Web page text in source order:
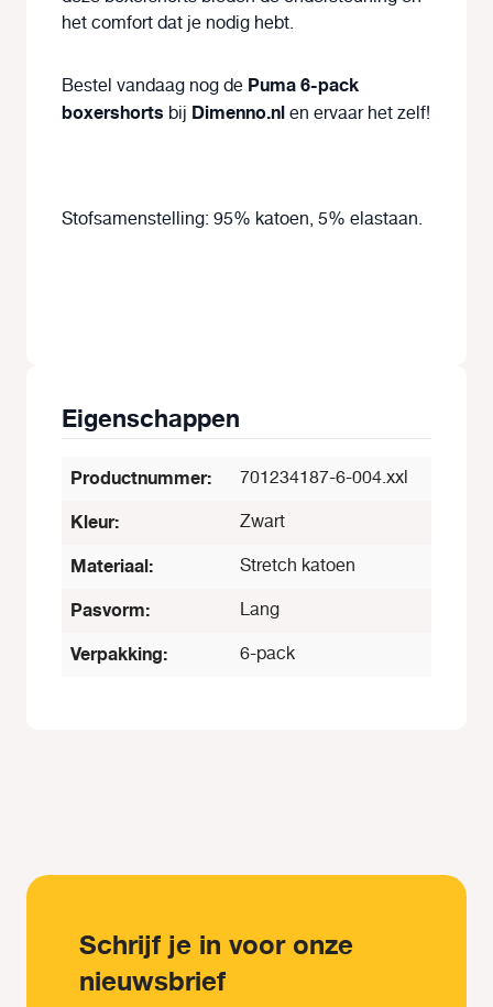
het comfort dat je nodig hebt.
Bestel vandaag nog de Puma 6-pack
boxershorts bij Dimenno.nlen ervaar het zelf!
Stofsamenstelling: 95% katoen, 5% elastaan.
Eigenschappen
Productnummer: 701234187-6-004.xxl
Kleur: Zwart
Materiaal: Stretch katoen
Pasvorm: Lang
Verpakking: 6-pack
Schrijf je in voor onze
nieuwsbrief